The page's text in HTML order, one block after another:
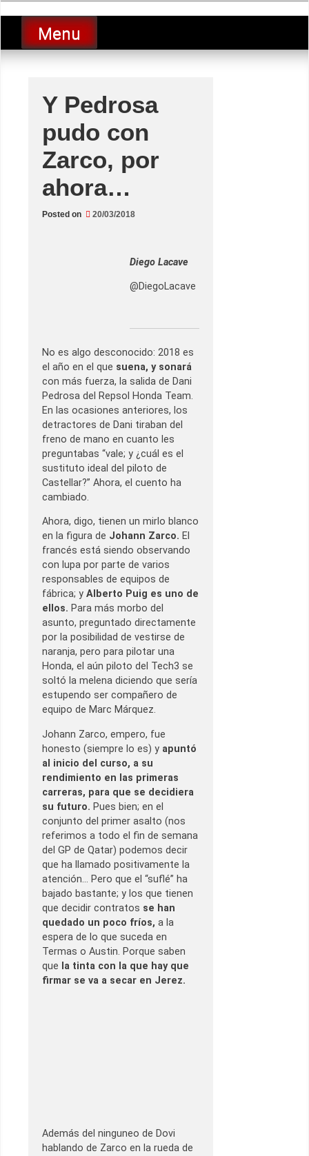
to
contentLucio Lopez GP
luciolopezgp
Menu
Y Pedrosa
pudo con
Zarco, por
ahora…
Posted on 20/03/2018
Diego Lacave
@DiegoLacave
No es algo desconocido: 2018 es
el año en el que suena, y sonará
con más fuerza, la salida de Dani
Pedrosa del Repsol Honda Team.
En las ocasiones anteriores, los
detractores de Dani tiraban del
freno de mano en cuanto les
preguntabas “vale; y ¿cuál es el
sustituto ideal del piloto de
Castellar?” Ahora, el cuento ha
cambiado.
Ahora, digo, tienen un mirlo blanco
en la figura de Johann Zarco. El
francés está siendo observando
con lupa por parte de varios
responsables de equipos de
fábrica; y Alberto Puig es uno de
ellos. Para más morbo del
asunto, preguntado directamente
por la posibilidad de vestirse de
naranja, pero para pilotar una
Honda, el aún piloto del Tech3 se
soltó la melena diciendo que sería
estupendo ser compañero de
equipo de Marc Márquez.
Johann Zarco, empero, fue
honesto (siempre lo es) y apuntó
al inicio del curso, a su
rendimiento en las primeras
carreras, para que se decidiera
su futuro. Pues bien; en el
conjunto del primer asalto (nos
referimos a todo el fin de semana
del GP de Qatar) podemos decir
que ha llamado positivamente la
atención… Pero que el “suflé” ha
bajado bastante; y los que tienen
que decidir contratos se han
quedado un poco fríos, a la
espera de lo que suceda en
Termas o Austin. Porque saben
que la tinta con la que hay que
firmar se va a secar en Jerez.
Además del ninguneo de Dovi
hablando de Zarco en la rueda de